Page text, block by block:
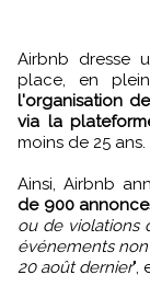
Airbnb dresse un premier bilan des mesures mises en
place, en
l'organisation
via la
moins de 25 ans.
Ainsi, Airbnb
de 900
ou de violations
événements
20 août dernier",